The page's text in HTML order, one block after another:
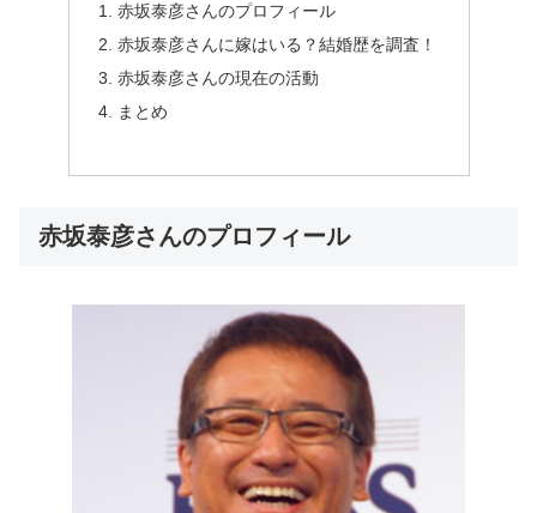
赤坂泰彦さんのプロフィール
赤坂泰彦さんに嫁はいる？結婚歴を調査！
赤坂泰彦さんの現在の活動
まとめ
赤坂泰彦さんのプロフィール